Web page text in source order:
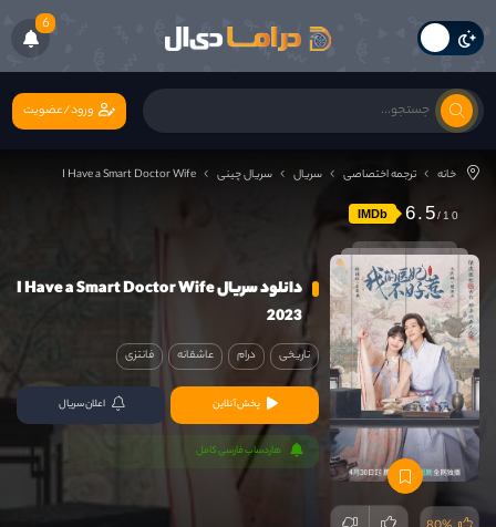
6
ورود/عضویت
خانه ترجمه اختصاصی سریال سریال چینی I Have a Smart Doctor Wife
IMDb 6.5
دانلود سریال I Have a Smart Doctor Wife
2023
تاریخی درام عاشقانه فانتزی
پخش آنلاین اعلان سریال
هاردساب فارسی کامل